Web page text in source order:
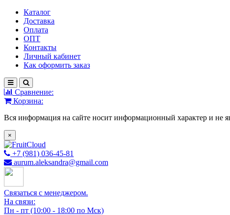
Каталог
Доставка
Оплата
ОПТ
Контакты
Личный кабинет
Как оформить заказ
Сравнение:
Корзина:
Вся информация на сайте носит информационный характер и не
×
+7 (981) 036-45-81
aurum.aleksandra@gmail.com
Связаться с менеджером.
На связи:
Пн - пт (10:00 - 18:00 по Мск)